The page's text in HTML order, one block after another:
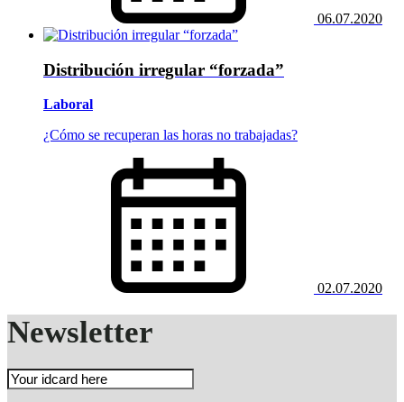
06.07.2020
Distribución irregular “forzada”
Laboral
¿Cómo se recuperan las horas no trabajadas?
02.07.2020
Newsletter